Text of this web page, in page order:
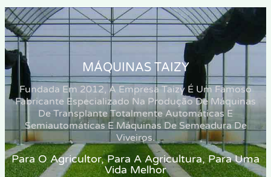
MÁQUINAS TAIZY
Fundada Em 2012, A Empresa Taizy É Um Famoso
Fabricante Especializado Na Produção De Máquinas
De Transplante Totalmente Automáticas E
Semiautomáticas E Máquinas De Semeadura De
Viveiros.
Para O Agricultor, Para A Agricultura, Para Uma
Vida Melhor